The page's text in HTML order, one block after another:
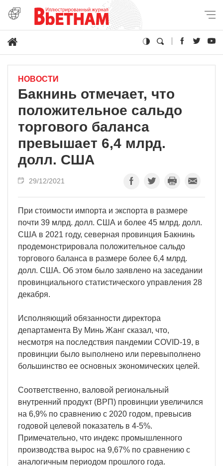
НОВОСТИ
Бакнинь отмечает, что
положительное сальдо
торгового баланса
превышает 6,4 млрд.
долл. США
29/12/2021
При стоимости импорта и экспорта в размере
почти 39 млрд. долл. США и более 45 млрд. долл.
США в 2021 году, северная провинция Бакнинь
продемонстрировала положительное сальдо
торгового баланса в размере более 6,4 млрд.
долл. США. Об этом было заявлено на заседании
провинциального статистического управления 28
декабря.
Исполняющий обязанности директора
департамента Ву Минь Жанг сказал, что,
несмотря на последствия пандемии COVID-19, в
провинции было выполнено или перевыполнено
большинство ее основных экономических целей.
Соответственно, валовой региональный
внутренний продукт (ВРП) провинции увеличился
на 6,9% по сравнению с 2020 годом, превысив
годовой целевой показатель в 4-5%.
Примечательно, что индекс промышленного
производства вырос на 9,67% по сравнению с
аналогичным периодом прошлого года.